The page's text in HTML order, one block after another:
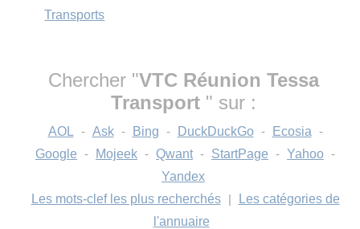
Transports
Chercher "VTC Réunion Tessa
Transport " sur :
AOL - Ask - Bing - DuckDuckGo - Ecosia -
Google - Mojeek - Qwant - StartPage - Yahoo -
Yandex
Les mots-clef les plus recherchés
|
Les catégories de
l'annuaire